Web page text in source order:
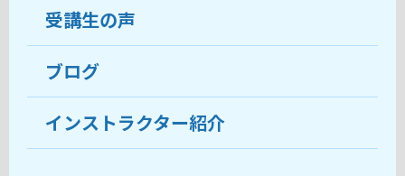
おすすめ・人気の講座
目的から講座を探す
教室ブログ
料金
受講までの流れ
よくあるご質問
受講生の声
ブログ
インストラクター紹介